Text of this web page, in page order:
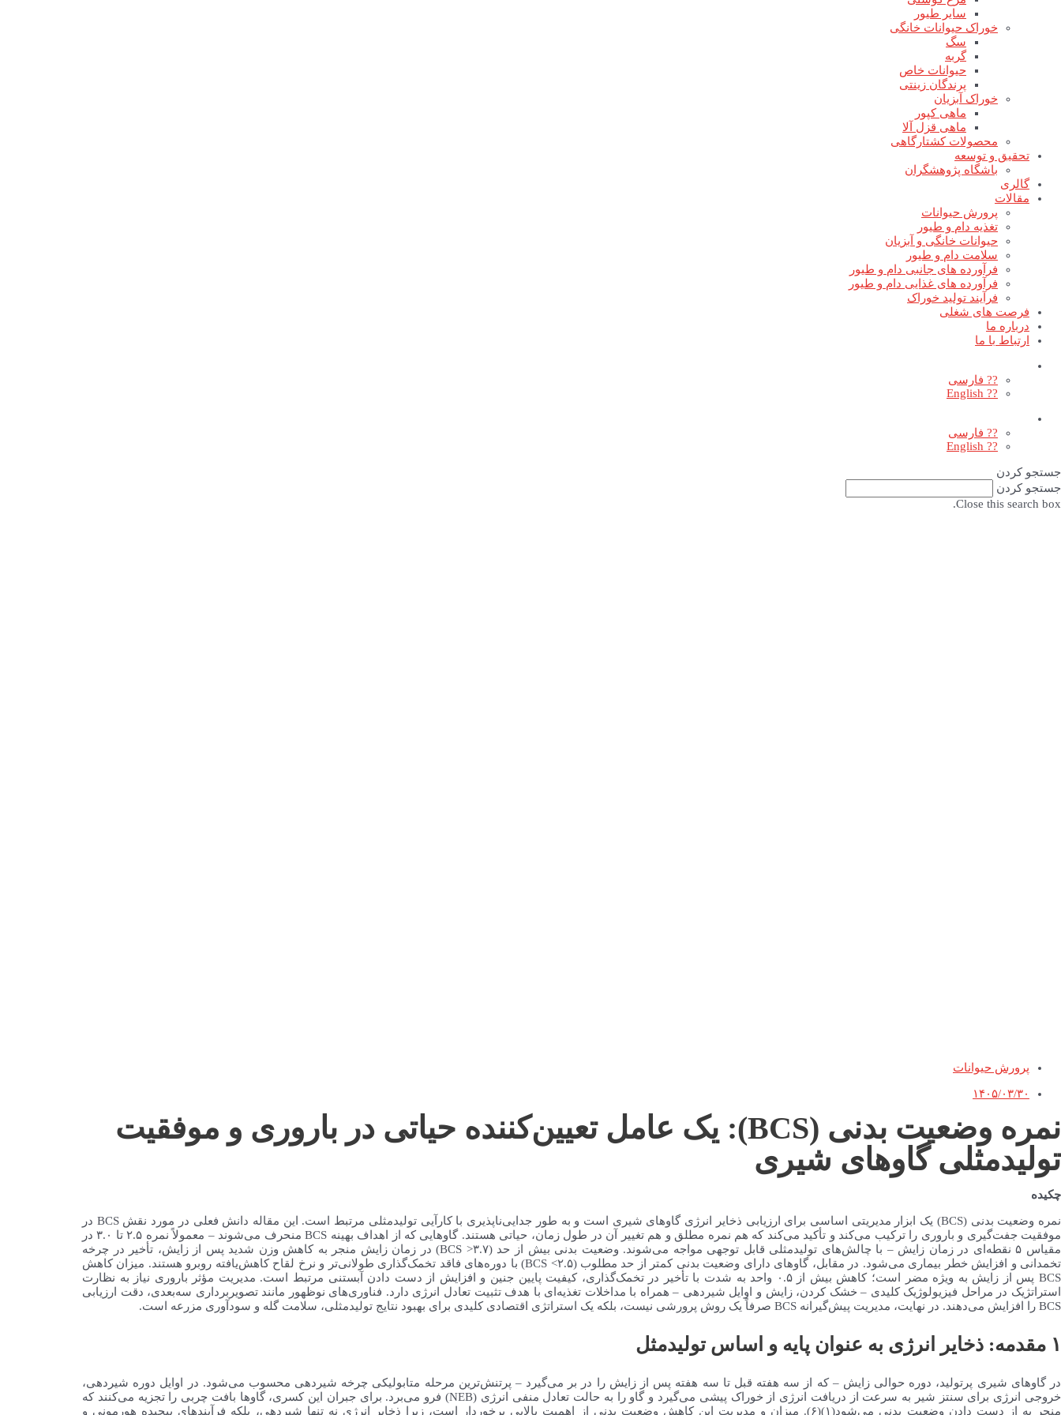
سایر طیور
خوراک حیوانات خانگی
سگ
گربه
حیوانات خاص
پرندگان زینتی
خوراک آبزیان
ماهی کپور
ماهی قزل آلا
محصولات کشتارگاهی
تحقیق و توسعه
باشگاه پژوهشگران
گالری
مقالات
پرورش حیوانات
تغذیه دام و طیور
حیوانات خانگی و آبزیان
سلامت دام و طیور
فرآورده های جانبی دام و طیور
فرآورده های غذایی دام و طیور
فرآیند تولید خوراک
فرصت های شغلی
درباره ما
ارتباط با ما
?? فارسی
?? English
?? فارسی
?? English
جستجو کردن
جستجو کردن
Close this search box.
پرورش حیوانات
۱۴۰۵/۰۳/۳۰
نمره وضعیت بدنی (BCS): یک عامل تعیین‌کننده حیاتی در باروری و موفقیت
تولیدمثلی گاوهای شیری
چکیده
نمره وضعیت بدنی (BCS) یک ابزار مدیریتی اساسی برای ارزیابی ذخایر انرژی گاوهای شیری است و به طور جدایی‌ناپذیری با کارآیی تولیدمثلی مرتبط است. این مقاله دانش فعلی در مورد نقش BCS در
موفقیت جفت‌گیری و باروری را ترکیب می‌کند و تأکید می‌کند که هم نمره مطلق و هم تغییر آن در طول زمان، حیاتی هستند. گاوهایی که از اهداف بهینه BCS منحرف می‌شوند – معمولاً نمره ۲.۵ تا ۳.۰ در
مقیاس ۵ نقطه‌ای در زمان زایش – با چالش‌های تولیدمثلی قابل توجهی مواجه می‌شوند. وضعیت بدنی بیش از حد (۳.۷< BCS) در زمان زایش منجر به کاهش وزن شدید پس از زایش، تأخیر در چرخه
تخمدانی و افزایش خطر بیماری می‌شود. در مقابل، گاوهای دارای وضعیت بدنی کمتر از حد مطلوب (۲.۵> BCS) با دوره‌های فاقد تخمک‌گذاری طولانی‌تر و نرخ لقاح کاهش‌یافته روبرو هستند. میزان کاهش
BCS پس از زایش به ویژه مضر است؛ کاهش بیش از ۰.۵ واحد به شدت با تأخیر در تخمک‌گذاری، کیفیت پایین جنین و افزایش از دست دادن آبستنی مرتبط است. مدیریت مؤثر باروری نیاز به نظارت
استراتژیک در مراحل فیزیولوژیک کلیدی – خشک کردن، زایش و اوایل شیردهی – همراه با مداخلات تغذیه‌ای با هدف تثبیت تعادل انرژی دارد. فناوری‌های نوظهور مانند تصویربرداری سه‌بعدی، دقت ارزیابی
BCS را افزایش می‌دهند. در نهایت، مدیریت پیش‌گیرانه BCS صرفاً یک روش پرورشی نیست، بلکه یک استراتژی اقتصادی کلیدی برای بهبود نتایج تولیدمثلی، سلامت گله و سودآوری مزرعه است.
۱ مقدمه: ذخایر انرژی به عنوان پایه و اساس تولیدمثل
در گاوهای شیری پرتولید، دوره حوالی زایش – که از سه هفته قبل تا سه هفته پس از زایش را در بر می‌گیرد – پرتنش‌ترین مرحله متابولیکی چرخه شیردهی محسوب می‌شود. در اوایل دوره شیردهی،
خروجی انرژی برای سنتز شیر به سرعت از دریافت انرژی از خوراک پیشی می‌گیرد و گاو را به حالت تعادل منفی انرژی (NEB) فرو می‌برد. برای جبران این کسری، گاوها بافت چربی را تجزیه می‌کنند که
منجر به از دست دادن وضعیت بدنی می‌شود(۱)(۶). میزان و مدیریت این کاهش وضعیت بدنی از اهمیت بالایی برخوردار است، زیرا ذخایر انرژی نه تنها شیردهی، بلکه فرآیندهای پیچیده هورمونی و